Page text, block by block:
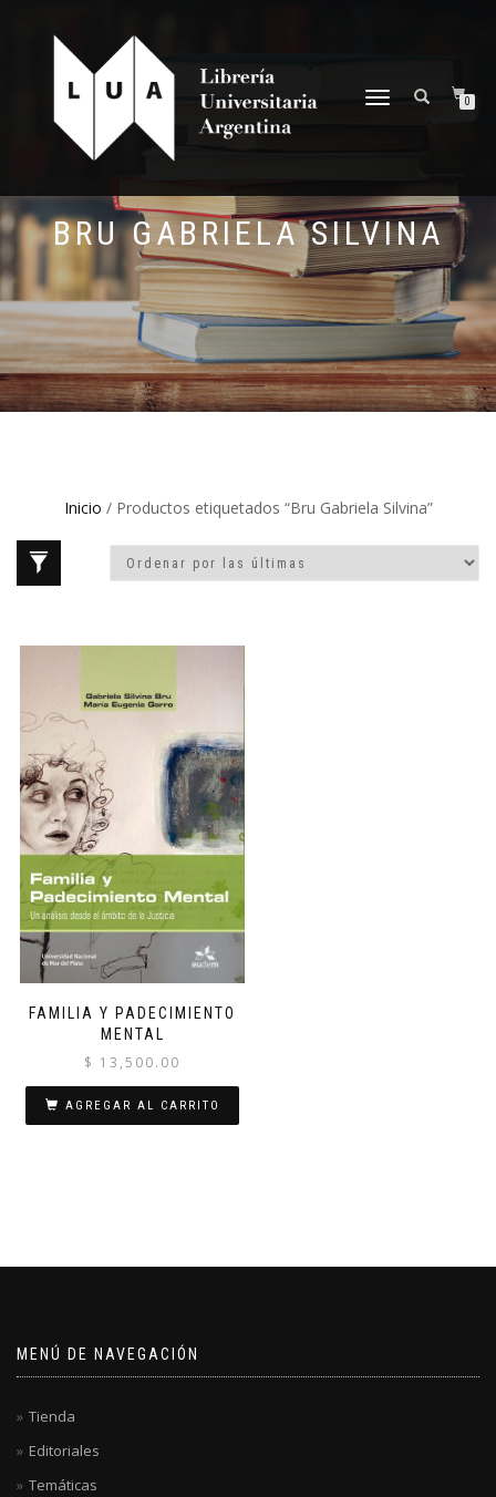
NAVEGACIÓN
0
BRU GABRIELA SILVINA
Inicio / Productos etiquetados “Bru Gabriela Silvina”
FAMILIA Y PADECIMIENTO
MENTAL
$ 13,500.00
AGREGAR AL CARRITO
MENÚ DE NAVEGACIÓN
Tienda
Editoriales
Temáticas